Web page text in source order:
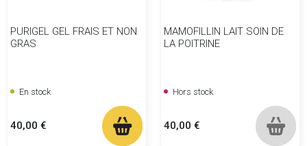
PURIGEL GEL FRAIS ET NON
GRAS
En stock
Prix
40,00 €
MAMOFILLIN LAIT SOIN DE
LA POITRINE
Hors stock
Prix
40,00 €